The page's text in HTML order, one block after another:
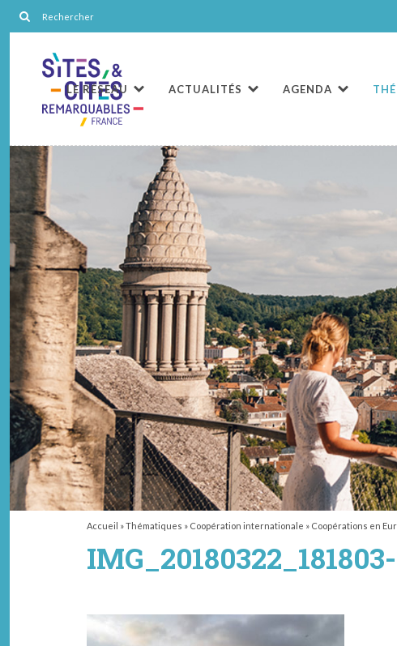
LE RÉSEAU ACTUALITÉS AGENDA
Accueil »Thématiques » Coopération internationale » Coopérations en